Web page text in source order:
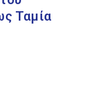
Ταμία